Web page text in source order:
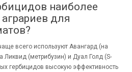
наиболее
для
всего используют Авангард (на
Ликвид (метрибузин) и Дуал Голд (S-
гербицидов высокую эффективность